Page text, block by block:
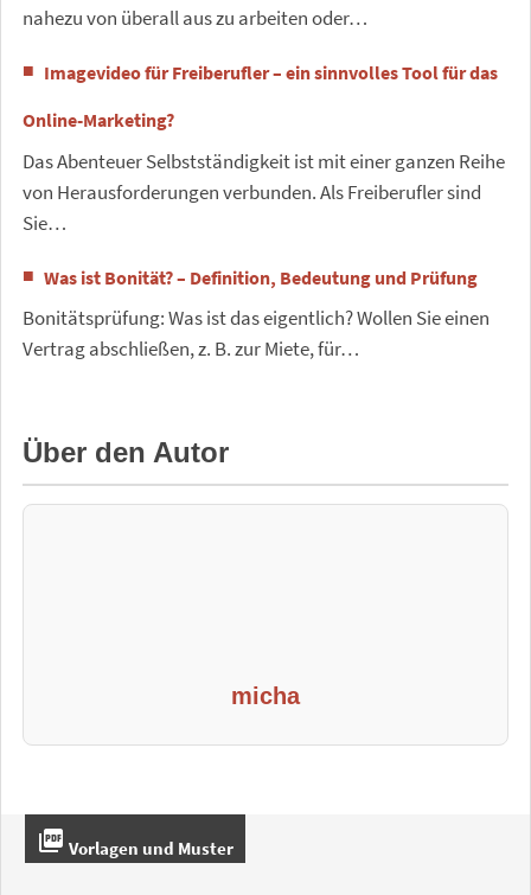
nahezu von überall aus zu arbeiten oder…
Imagevideo für Freiberufler – ein sinnvolles Tool für das
Online-Marketing?
Das Abenteuer Selbstständigkeit ist mit einer ganzen Reihe
von Herausforderungen verbunden. Als Freiberufler sind
Sie…
Was ist Bonität? – Definition, Bedeutung und Prüfung
Bonitätsprüfung: Was ist das eigentlich? Wollen Sie einen
Vertrag abschließen, z. B. zur Miete, für…
Über den Autor
micha
picture_as_pdf Vorlagen und Muster